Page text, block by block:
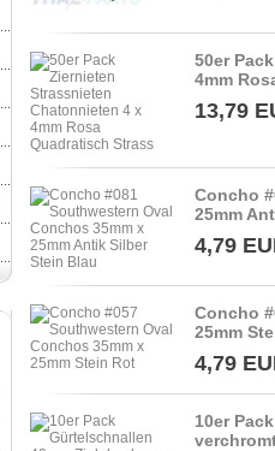
50er
4mm
13,79
Concho
25mm
4,79
Concho
25mm
4,79
10er